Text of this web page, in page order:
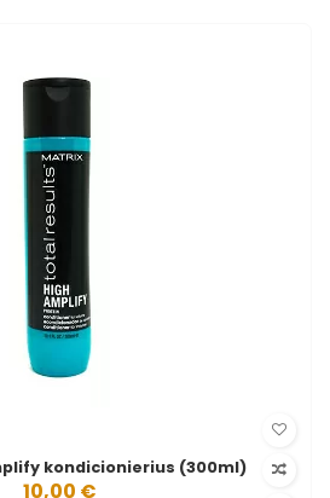
kondicionierius (300ml)
10,00 €